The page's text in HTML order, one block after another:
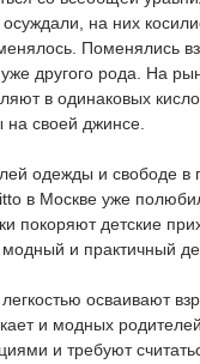
на них
Поменялись
другого рода. На
в одинаковых
на своей джинсе.
одежды и свободе в
в Москве уже
покоряют детские
и практичный
осваивают
и модных
и требуют